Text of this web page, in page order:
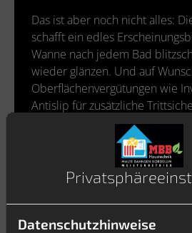
Das ist aber noch nicht alles:
schafft ein edles
Wanne nach jedem Bad
wieder glänzen. Und auf
Oberflächenvergütungen wie
Antislip für zusätzliche
Wanne Puro Next.
Mit dem Facelift der beliebten
es Kaldewei, diese erfolgreiche
modernes Level zu heben. Das
Badewanne, die sich durch
Wannenrand auszeichnet und
Datenschutzhinweise